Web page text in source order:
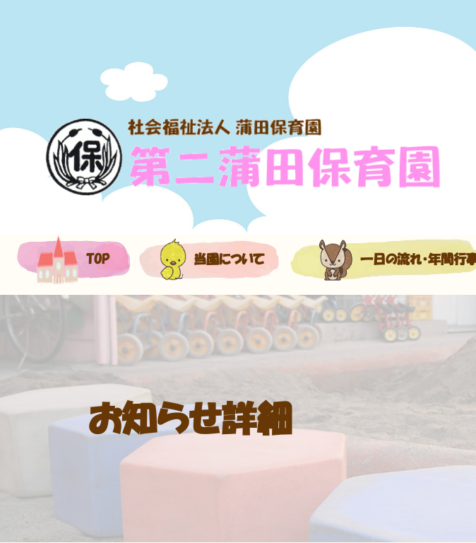
TOP 当園について 一日の流れ・年間行
お知らせ詳細